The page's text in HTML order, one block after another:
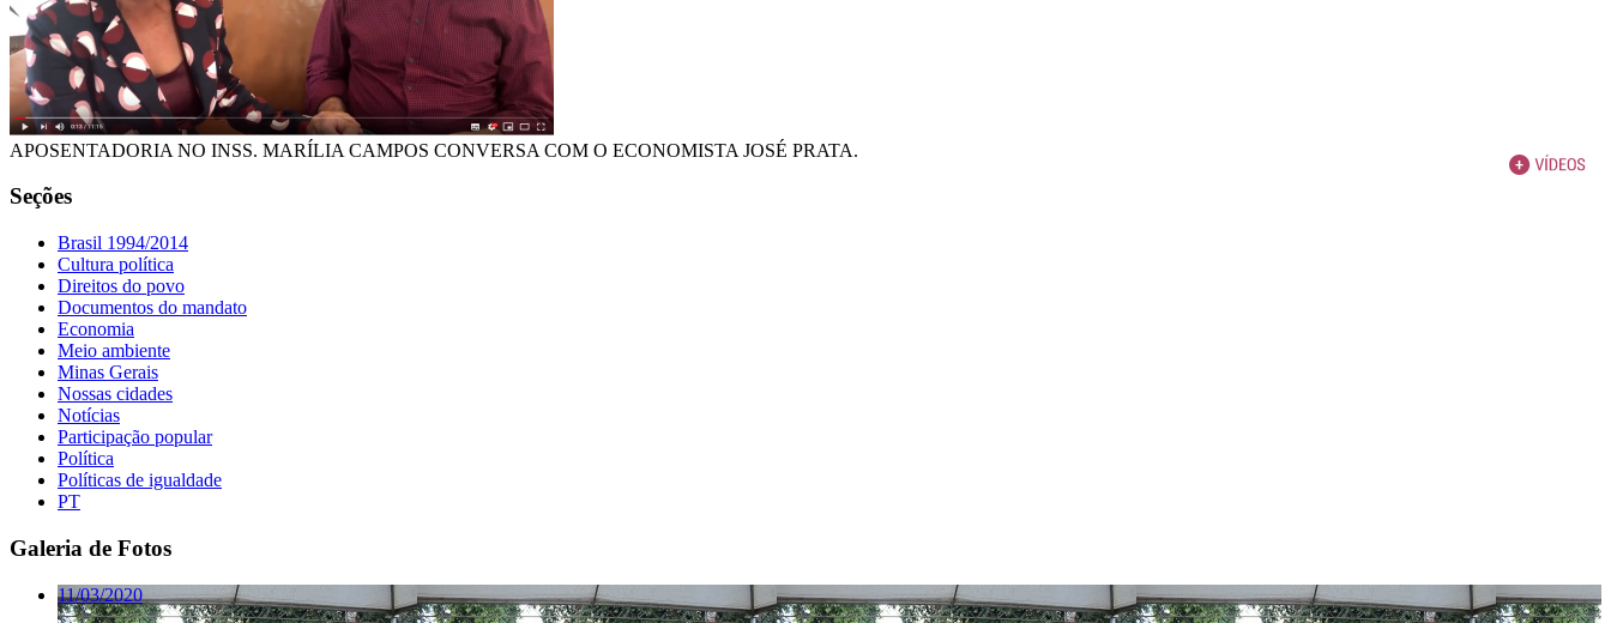
APOSENTADORIA NO INSS. MARÍLIA CAMPOS CONVERSA COM O ECONOMISTA JOSÉ PRATA.
Seções
Brasil 1994/2014
Cultura política
Direitos do povo
Documentos do mandato
Economia
Meio ambiente
Minas Gerais
Nossas cidades
Notícias
Participação popular
Política
Políticas de igualdade
PT
Galeria de Fotos
11/03/2020